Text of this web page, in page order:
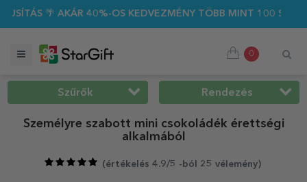
OS KEDVEZMÉNY TÖBB MINT 100 SZEMÉLYRE SZABOTT
0
Szűrők Rendezés
Személyre szabott mini csokoládék érettségi
alkalmából
(értékelés 4.9/5 -ból 25 vélemény)